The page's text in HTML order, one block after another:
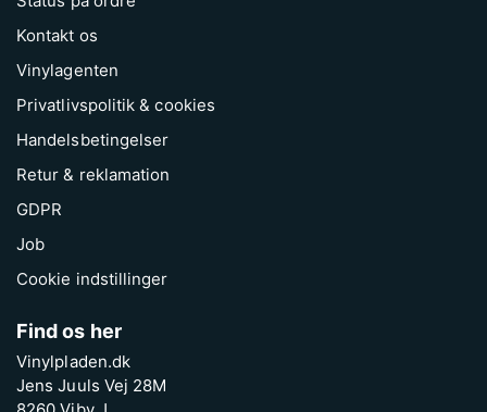
Kontakt os
Vinylagenten
Privatlivspolitik & cookies
Handelsbetingelser
Retur & reklamation
GDPR
Job
Cookie indstillinger
Find os her
Vinylpladen.dk
Jens Juuls Vej 28M